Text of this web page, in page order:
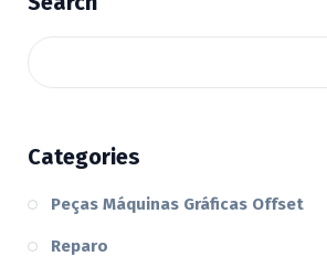
Categories
Peças Máquinas Gráficas Offset
Reparo